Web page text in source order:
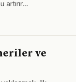
artırır…
ve